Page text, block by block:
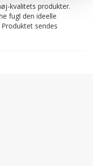
kvalitets produkter.
fugl den ideelle
sendes